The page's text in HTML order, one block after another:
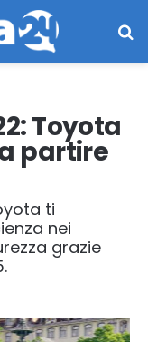
Toyota
partire
ti
nei
grazie